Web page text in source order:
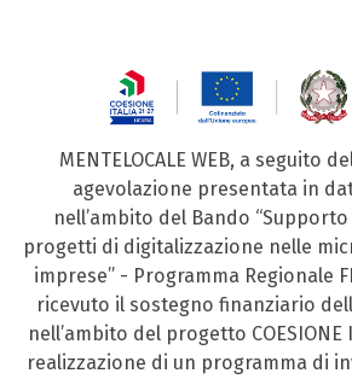
MENTELOCALE WEB, a seguito
agevolazione presentata in
nell’ambito del Bando
progetti di digitalizzazione nelle
imprese” - Programma Regionale
ricevuto il sostegno finanziario
nell’ambito del progetto COESIONE
realizzazione di un programma di